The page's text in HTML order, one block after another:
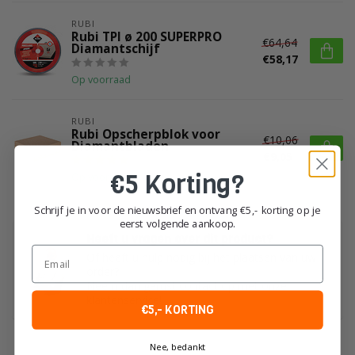
RUBI
Rubi TPI ø 200 SUPERPRO
Diamantschijf
Op voorraad
€64,64
€58,17
RUBI
Rubi Opscherpblok voor
Diamantbladen
Op voorraad
€10,06
Neem dan gerust contact op met onze
€5 Korting?
Schrijf je in voor de nieuwsbrief en ontvang €5,- korting op je
eerst volgende aankoop.
Email
€5,- KORTING
Nee, bedankt